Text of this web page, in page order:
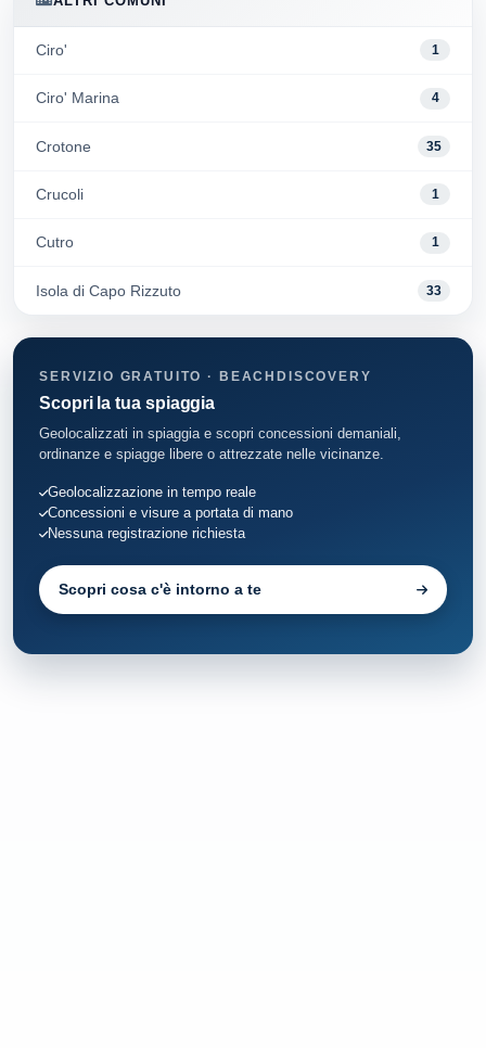
Ciro' 1
Ciro' Marina 4
Crotone 35
Crucoli 1
Cutro 1
Isola di Capo Rizzuto 33
SERVIZIO GRATUITO · BEACHDISCOVERY
Scopri la tua spiaggia
Geolocalizzati in spiaggia e scopri concessioni demaniali,
ordinanze e spiagge libere o attrezzate nelle vicinanze.
Geolocalizzazione in tempo reale
Concessioni e visure a portata di mano
Nessuna registrazione richiesta
Scopri cosa c'è intorno a te